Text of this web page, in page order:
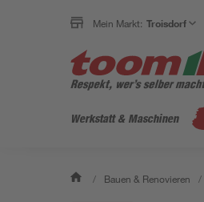
Mein Markt: Troisdorf
Werkstatt & Maschinen
/ Bauen & Renovieren /